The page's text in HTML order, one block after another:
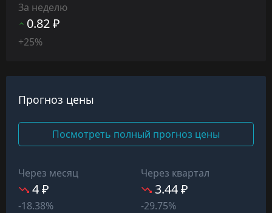
За неделю
0.82 ₽
+25%
Прогноз цены
Посмотреть полный прогноз цены
Через месяц
4 ₽
-18.38%
Через квартал
3.44 ₽
-29.75%